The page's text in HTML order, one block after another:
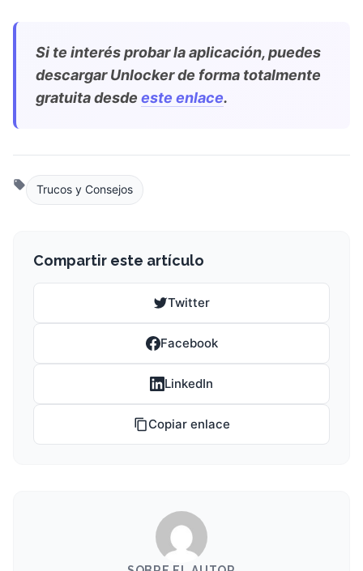
Si te interés probar la aplicación, puedes
descargar Unlocker de forma totalmente
gratuita desde este enlace.
Trucos y Consejos
Compartir este artículo
Twitter
Facebook
LinkedIn
Copiar enlace